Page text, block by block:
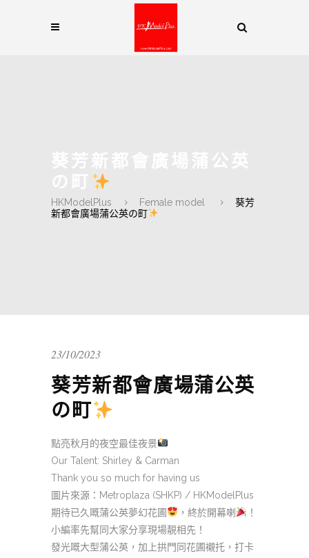
HKModelPlus Female model
葵芳
新都會廣場蒲公英の町
23/10/2023
葵芳新都會廣場蒲公英
の町
點亮秋月的夜空最佳夜景
Our Talent: Shirley & Carman
Thank you so much for having us
圖片來源：Metroplaza (SHKP) / HKModelPlus
期待已久嘅蒲公英夢幻花圃
，終於開幕喇
！
小編率先幫同大家分享現場靚相先！
發光嘅大型蒲公英，加上拱門同花圃襯托，打卡